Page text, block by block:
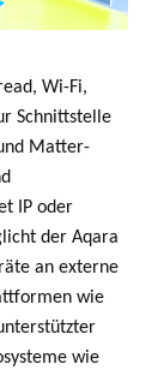
Wi-Fi,
Schnittstelle
Matter-
IP oder
der Aqara
an externe
wie
wie